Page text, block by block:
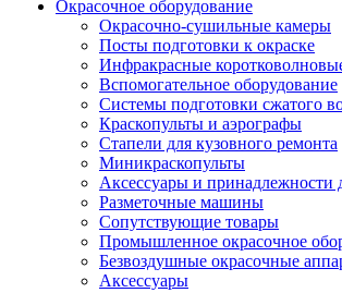
Окрасочное оборудование
Окрасочно-сушильные камеры
Посты подготовки к окраске
Инфракрасные
Вспомогательное оборудование
Системы подготовки сжатого
Краскопульты и аэрографы
Стапели для кузовного ремонта
Миникраскопульты
Аксессуары и принадлежности
Разметочные машины
Сопутствующие товары
Промышленное окрасочное
Безвоздушные окрасочные
Аксессуары